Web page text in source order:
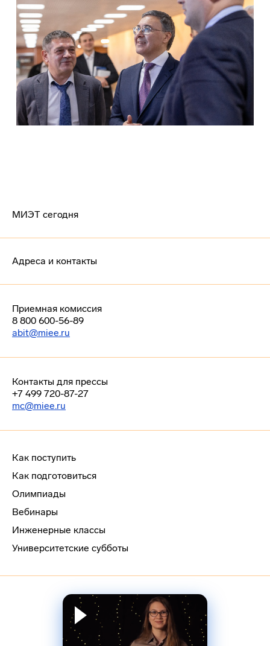
МИЭТ сегодня
Адреса и контакты
Приемная комиссия
8 800 600-56-89
abit@miee.ru
Контакты для прессы
+7 499 720-87-27
mc@miee.ru
Как поступить
Как подготовиться
Олимпиады
Вебинары
Инженерные классы
Университетские субботы